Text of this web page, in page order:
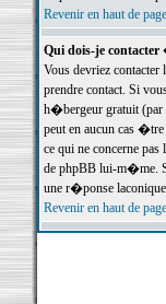
Revenir en haut de page
Qui dois-je
Vous devriez
prendre contact. Si
h�bergeur gratuit (par
peut en aucun cas
ce qui ne concerne
de phpBB lui-m�me.
une r�ponse
Revenir en haut de page